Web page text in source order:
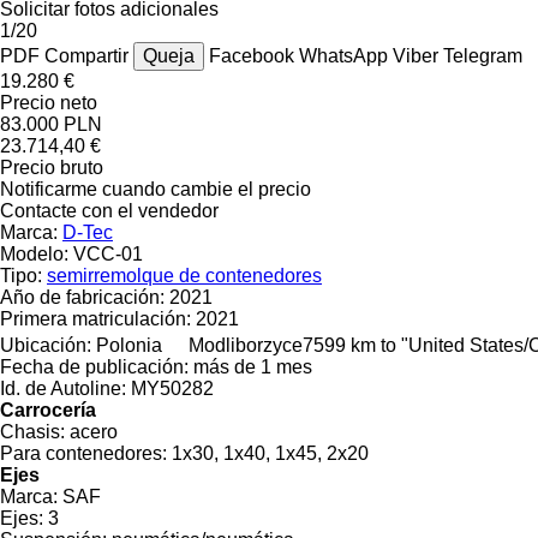
Solicitar fotos adicionales
1/20
PDF Compartir Queja Facebook WhatsApp Viber Telegram
19.280 €
Precio neto
83.000 PLN
23.714,40 €
Precio bruto
Notificarme cuando cambie el precio
Contacte con el vendedor
Marca: D-Tec
Modelo: VCC-01
Tipo: semirremolque de contenedores
Año de fabricación: 2021
Primera matriculación: 2021
Ubicación: Polonia Modliborzyce7599 km to "United States/
Fecha de publicación: más de 1 mes
Id. de Autoline: MY50282
Carrocería
Chasis: acero
Para contenedores: 1x30, 1x40, 1x45, 2x20
Ejes
Marca: SAF
Ejes: 3